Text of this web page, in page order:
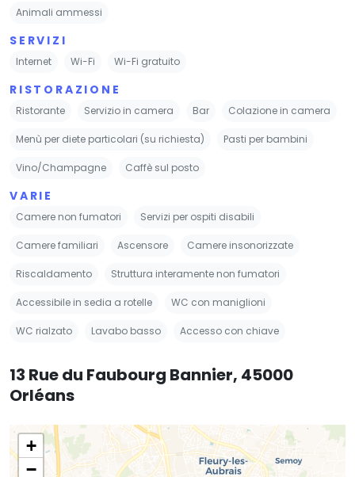
Animali ammessi
SERVIZI
Internet Wi-Fi Wi-Fi gratuito
RISTORAZIONE
Ristorante Servizio in camera Bar Colazione in camera
Menù per diete particolari (su richiesta) Pasti per bambini
Vino/Champagne Caffè sul posto
VARIE
Camere non fumatori Servizi per ospiti disabili
Camere familiari Ascensore Camere insonorizzate
Riscaldamento Struttura interamente non fumatori
Accessibile in sedia a rotelle WC con maniglioni
WC rialzato Lavabo basso Accesso con chiave
13 Rue du Faubourg Bannier, 45000
Orléans
+
−